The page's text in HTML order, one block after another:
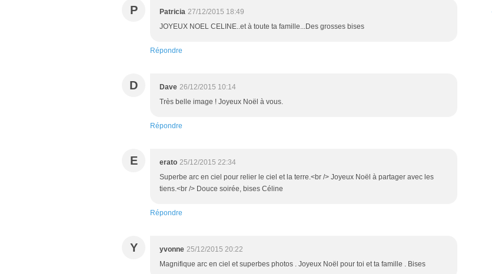
P Patricia 27/12/2015 18:49
JOYEUX NOEL CELINE..et à toute ta famille...Des grosses bises
Répondre
D Dave 26/12/2015 10:14
Très belle image ! Joyeux Noël à vous.
Répondre
E erato 25/12/2015 22:34
Superbe arc en ciel pour relier le ciel et la terre.<br /> Joyeux Noël à partager avec les
tiens.<br /> Douce soirée, bises Céline
Répondre
Y yvonne 25/12/2015 20:22
Magnifique arc en ciel et superbes photos . Joyeux Noël pour toi et ta famille . Bises